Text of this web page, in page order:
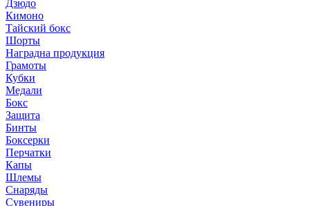
Дзюдо
Кимоно
Тайский бокс
Шорты
Наградна продукция
Грамоты
Кубки
Медали
Бокс
Защита
Бинты
Боксерки
Перчатки
Капы
Шлемы
Снаряды
Сувениры